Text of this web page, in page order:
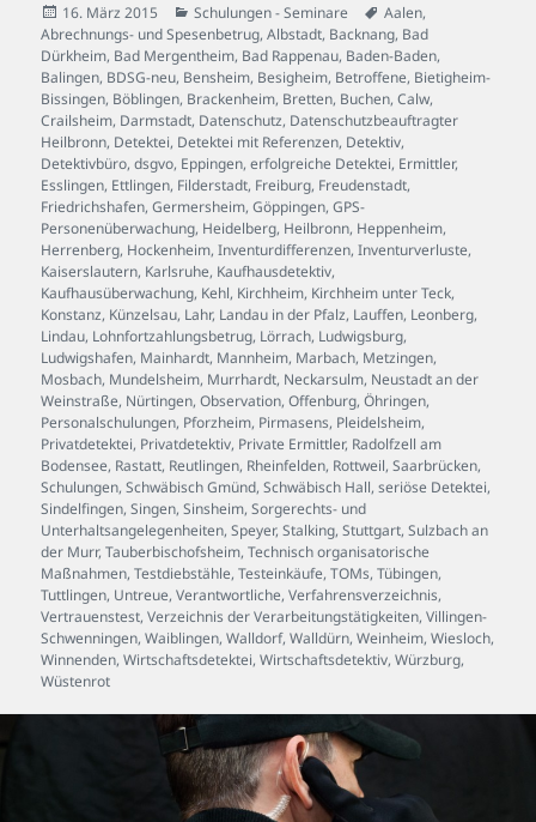
Veröffentlicht
am
16. März 2015 Kategorien
Schulungen - Seminare Schlagwörter
Aalen,
Abrechnungs- und Spesenbetrug,Albstadt, Backnang, Bad
Dürkheim, Bad Mergentheim, Bad Rappenau, Baden-Baden,
Balingen, BDSG-neu, Bensheim, Besigheim, Betroffene, Bietigheim-
Bissingen, Böblingen, Brackenheim, Bretten, Buchen,Calw,
Crailsheim, Darmstadt, Datenschutz, Datenschutzbeauftragter
Heilbronn, Detektei, Detektei mit Referenzen, Detektiv,
Detektivbüro,dsgvo, Eppingen,erfolgreiche Detektei, Ermittler,
Esslingen, Ettlingen, Filderstadt, Freiburg, Freudenstadt,
Friedrichshafen,Germersheim,Göppingen,GPS-
Personenüberwachung, Heidelberg, Heilbronn, Heppenheim,
Herrenberg, Hockenheim,Inventurdifferenzen,Inventurverluste,
Kaiserslautern, Karlsruhe, Kaufhausdetektiv,
Kaufhausüberwachung, Kehl, Kirchheim, Kirchheim unter Teck,
Konstanz, Künzelsau, Lahr, Landau in der Pfalz, Lauffen, Leonberg,
Lindau, Lohnfortzahlungsbetrug, Lörrach, Ludwigsburg,
Ludwigshafen, Mainhardt, Mannheim, Marbach, Metzingen,
Mosbach, Mundelsheim, Murrhardt, Neckarsulm, Neustadt an der
Weinstraße, Nürtingen,Observation,Offenburg,Öhringen,
Personalschulungen, Pforzheim, Pirmasens, Pleidelsheim,
Privatdetektei, Privatdetektiv, Private Ermittler, Radolfzell am
Bodensee, Rastatt, Reutlingen, Rheinfelden, Rottweil,Saarbrücken,
Schulungen,Schwäbisch Gmünd,Schwäbisch Hall,seriöse Detektei,
Sindelfingen,Singen,Sinsheim,Sorgerechts- und
Unterhaltsangelegenheiten,Speyer,Stalking,Stuttgart,Sulzbach an
der Murr,Tauberbischofsheim,Technisch organisatorische
Maßnahmen,Testdiebstähle,Testeinkäufe,TOMs,Tübingen,
Tuttlingen, Untreue,Verantwortliche,Verfahrensverzeichnis,
Vertrauenstest,Verzeichnis der Verarbeitungstätigkeiten,Villingen-
Schwenningen,Waiblingen,Walldorf,Walldürn,Weinheim,Wiesloch,
Winnenden,Wirtschaftsdetektei,Wirtschaftsdetektiv,Würzburg,
Wüstenrot